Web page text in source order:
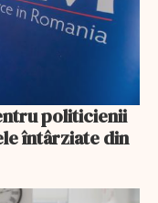
politicienii
întârziate din